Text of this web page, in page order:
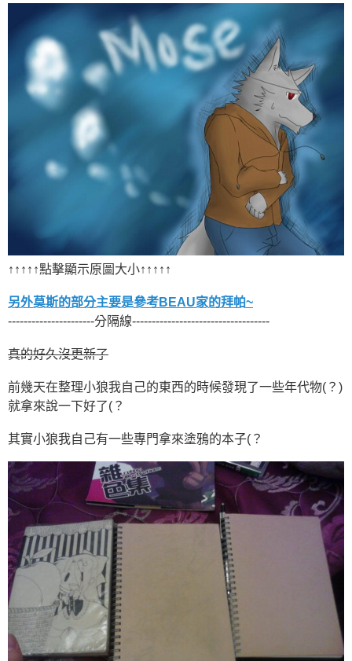
↑↑↑↑↑點擊顯示原圖大小↑↑↑↑↑
另外莫斯的部分主要是參考BEAU家的拜帕~
----------------------分隔線-----------------------------------
真的好久沒更新了
前幾天在整理小狼我自己的東西的時候發現了一些年代物(？)
就拿來說一下好了(？
其實小狼我自己有一些專門拿來塗鴉的本子(？